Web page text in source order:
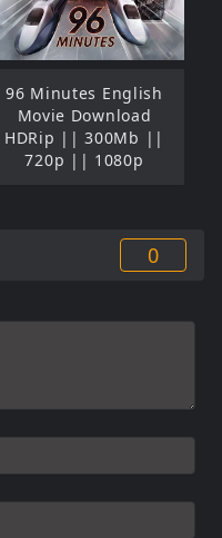
96 Minutes English
Movie Download
HDRip || 300Mb ||
720p || 1080p
0